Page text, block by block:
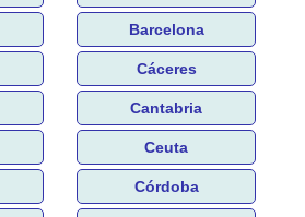
Barcelona
Cáceres
Cantabria
Ceuta
Córdoba